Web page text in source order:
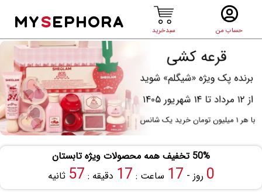
حساب من سبدخرید
MYSEPHORA
50% تخفیف همه محصولات ویژه تابستان
0 روز - 17 ساعت : 17 دقیقه : 56 ثانیه